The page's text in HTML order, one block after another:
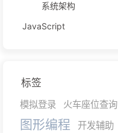
系统架构
JavaScript
标签
模拟登录 火车座位查询
图形编程 开发辅助